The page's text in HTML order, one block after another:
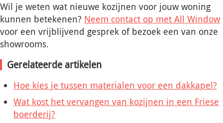
Wil je weten wat nieuwe kozijnen voor jouw woning
kunnen betekenen? Neem contact op met All Window
voor een vrijblijvend gesprek of bezoek een van onze
showrooms.
Gerelateerde artikelen
Hoe kies je tussen materialen voor een dakkapel?
Wat kost het vervangen van kozijnen in een Friese
boerderij?